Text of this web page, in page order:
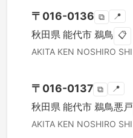
〒 016-0136 ⧉ 📍
秋田県 能代市 鵜鳥 📋
AKITA KEN NOSHIRO SHI
〒 016-0137 ⧉ 📍
秋田県 能代市 鵜鳥悪戸
AKITA KEN NOSHIRO SHI